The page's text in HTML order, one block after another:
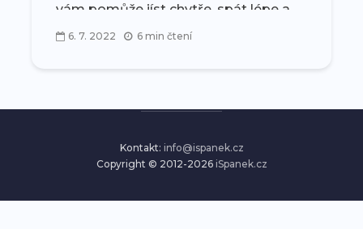
vám pomůže jíst chytře, spát lépe a
6. 7. 2022 6 min čtení
Kontakt: info@ispanek.cz
Copyright © 2012-2026 iSpanek.cz